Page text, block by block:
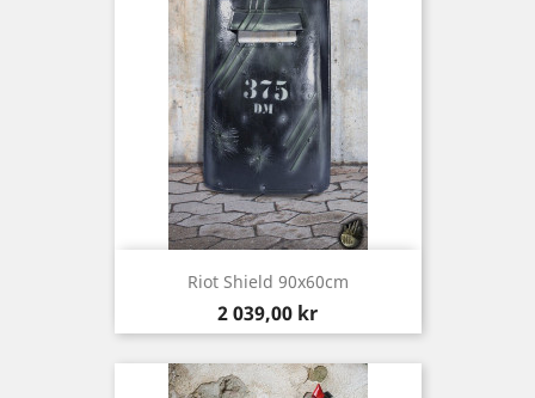
Riot Shield 90x60cm
Pris
2 039,00 kr